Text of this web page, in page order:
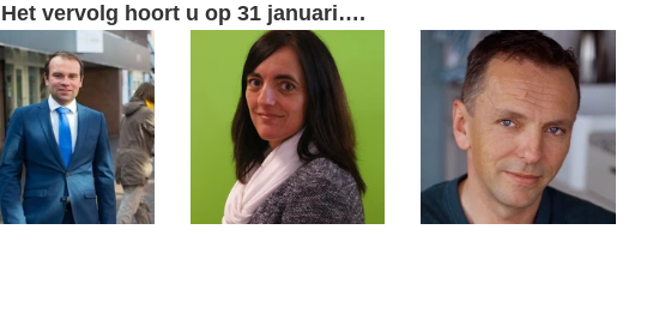
Het vervolg hoort u op 31 januari….